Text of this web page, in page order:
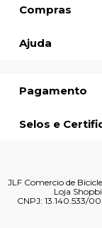
Compras
Ajuda
Pagamento
Selos e
JLF Comercio de
Loja
CNPJ: 13.140.533/